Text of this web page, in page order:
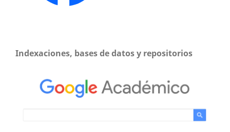
Indexaciones, bases de datos y repositorios